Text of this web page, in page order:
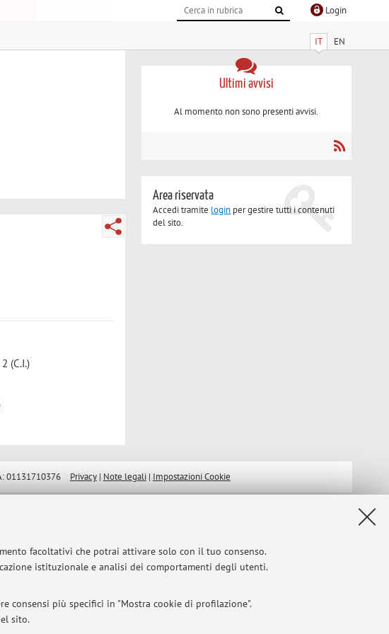
facoltativi che potrai attivare solo con il tuo consenso.
istituzionale e analisi dei comportamenti degli utenti.
consensi più specifici in "Mostra cookie di profilazione".
sito.
Login
IT EN
(C.I.)
Ultimi avvisi
Al momento non sono presenti avvisi.
Area riservata
Accedi tramite login per gestire tutti i contenuti
del sito.
01131710376 Privacy| Note legali| Impostazioni Cookie